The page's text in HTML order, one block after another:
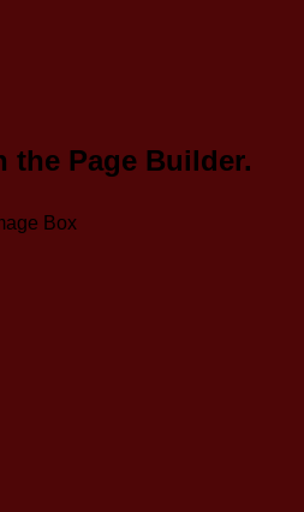
the Page Builder.
Box